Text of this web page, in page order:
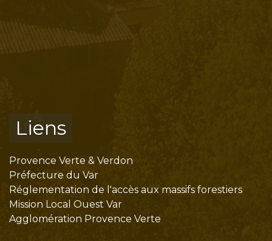
Liens
Provence Verte & Verdon
Préfecture du Var
Réglementation de l'accès aux massifs forestiers
Mission Local Ouest Var
Agglomération Provence Verte